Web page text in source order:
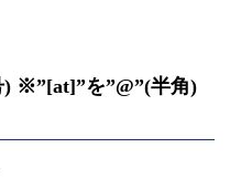
※”[at]”を”@”(半角)